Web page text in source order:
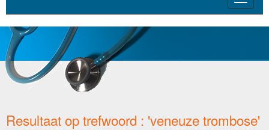
Toggle
Resultaat op trefwoord : 'veneuze trombose'